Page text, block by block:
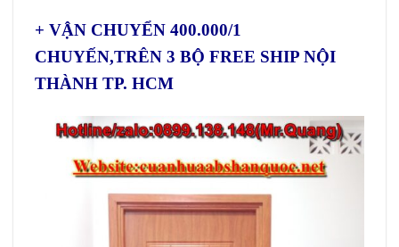
+ VẬN CHUYỂN 400.000/1
CHUYẾN,TRÊN 3 BỘ FREE SHIP NỘI
THÀNH TP. HCM